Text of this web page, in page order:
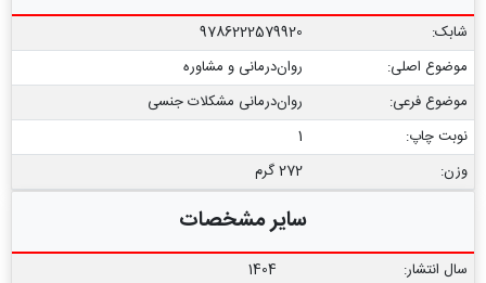
شابک:
9786222579920
موضوع اصلی:
روان‌درمانی و مشاوره
موضوع فرعی:
روان‌درمانی مشکلات جنسی
نوبت چاپ:
1
وزن:
272 گرم
سایر مشخصات
سال انتشار:
1404